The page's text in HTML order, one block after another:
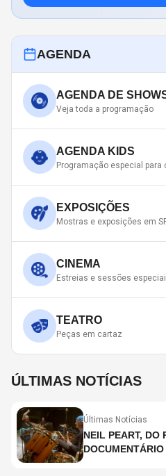
AGENDA
AGENDA DE
Veja toda a programação
AGENDA KIDS
Programação especial para
EXPOSIÇÕES
Mostras e exposições em
CINEMA
Estreias e sessões
TEATRO
Peças em cartaz
ÚLTIMAS NOTÍCIAS
Últimas Notícias
NEIL PEART, DO